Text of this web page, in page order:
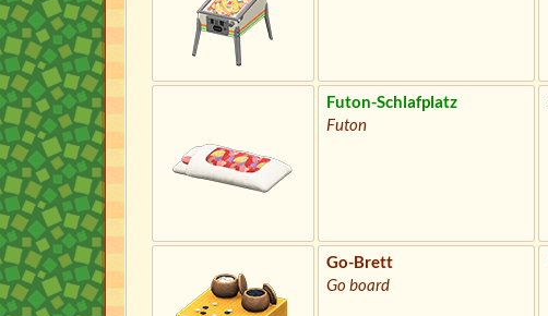
Futon-Schlafplatz
Futon
Go-Brett
Go board